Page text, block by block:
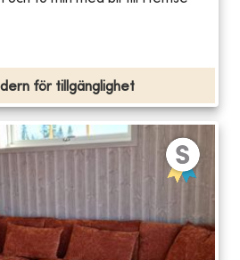
för tillgänglighet